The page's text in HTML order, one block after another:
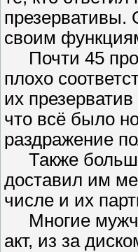
презервативы.
своим
Почти 45
плохо
их
что всё было
раздражение
Также
доставил им
числе и их
Многие
акт, из за